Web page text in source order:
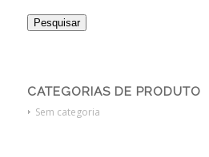
Pesquisar
CATEGORIAS DE PRODUTO
Sem categoria